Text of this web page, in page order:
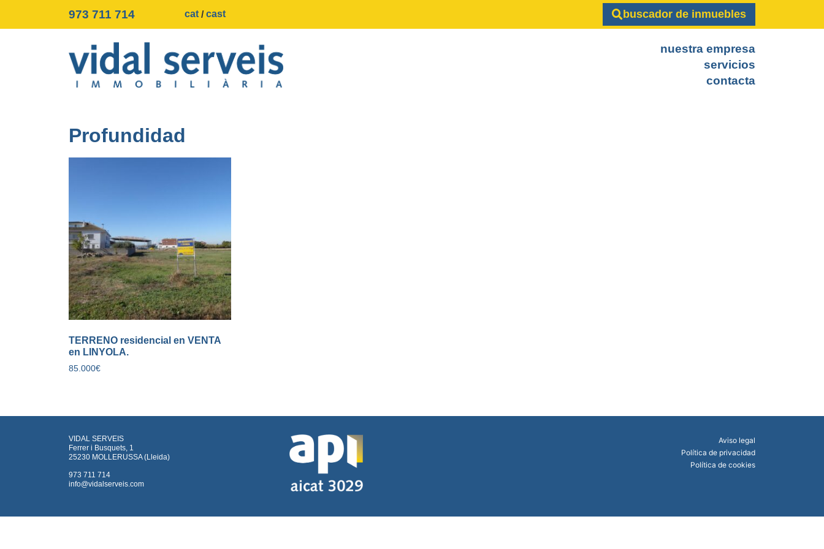
973 711 714 cat cast buscador de inmuebles
nuestra empresa
servicios
contacta
Profundidad
TERRENO residencial en VENTA
en LINYOLA.
85.000€
VIDAL SERVEIS
Ferrer i Busquets, 1
25230 MOLLERUSSA (Lleida)
973 711 714
info@vidalserveis.com
Aviso legal
Política de privacidad
Política de cookies